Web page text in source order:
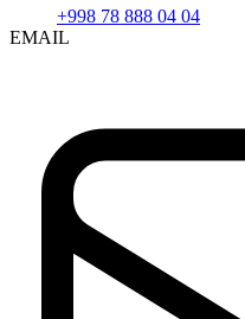
+998 78 888 04 04
EMAIL